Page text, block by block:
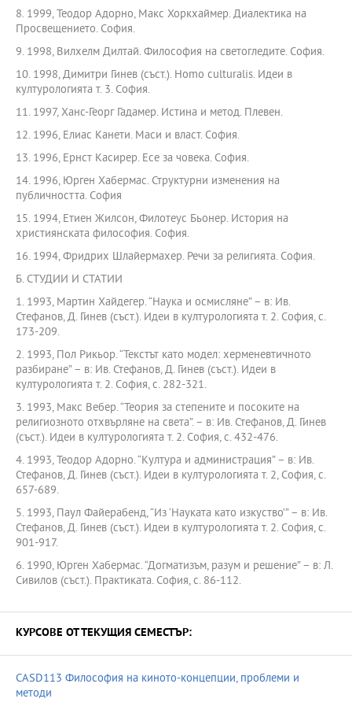
8. 1999, Теодор Адорно, Макс Хоркхаймер. Диалектика на
Просвещението. София.
9. 1998, Вилхелм Дилтай. Философия на светогледите. София.
10. 1998, Димитри Гинев (съст.). Homo culturalis. Идеи в
културологията т. 3. София.
11. 1997, Ханс-Георг Гадамер. Истина и метод. Плевен.
12. 1996, Елиас Канети. Маси и власт. София.
13. 1996, Ернст Касирер. Есе за човека. София.
14. 1996, Юрген Хабермас. Структурни изменения на
публичността. София
15. 1994, Етиен Жилсон, Филотеус Бьонер. История на
християнската философия. София.
16. 1994, Фридрих Шлайермахер. Речи за религията. София.
Б. СТУДИИ И СТАТИИ
1. 1993, Мартин Хайдегер. “Наука и осмисляне” – в: Ив.
Стефанов, Д. Гинев (съст.). Идеи в културологията т. 2. София, с.
173-209.
2. 1993, Пол Рикьор. “Текстът като модел: херменевтичното
разбиране” – в: Ив. Стефанов, Д. Гинев (съст.). Идеи в
културологията т. 2. София, с. 282-321.
3. 1993, Макс Вебер. “Теория за степените и посоките на
религиозното отхвърляне на света”. – в: Ив. Стефанов, Д. Гинев
(съст.). Идеи в културологията т. 2. София, с. 432-476.
4. 1993, Теодор Адорно. “Култура и администрация” – в: Ив.
Стефанов, Д. Гинев (съст.). Идеи в културологията т. 2, София, с.
657-689.
5. 1993, Паул Файерабенд, “Из ‘Науката като изкуство’” – в: Ив.
Стефанов, Д. Гинев (съст.). Идеи в културологията т. 2. София, с.
901-917.
6. 1990, Юрген Хабермас. “Догматизъм, разум и решение” – в: Л.
Сивилов (съст.). Практиката. София, с. 86-112.
КУРСОВЕ ОТ ТЕКУЩИЯ СЕМЕСТЪР:
CASD113 Философия на киното-концепции, проблеми и
методи